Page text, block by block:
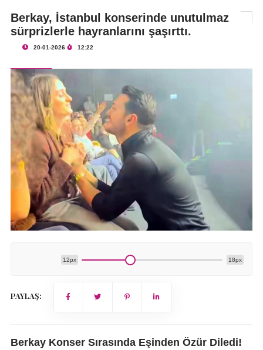
Berkay, İstanbul konserinde unutulmaz
sürprizlerle hayranlarını şaşırttı.
20-01-2026 12:22
12px 18px
PAYLAŞ:
Berkay Konser Sırasında Eşinden Özür Diledi!